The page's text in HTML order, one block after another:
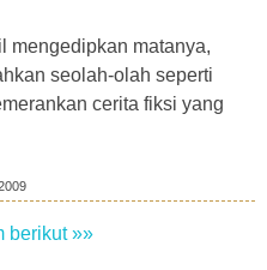
mengedipkan matanya,
seolah-olah seperti
cerita fiksi yang
berikut »»